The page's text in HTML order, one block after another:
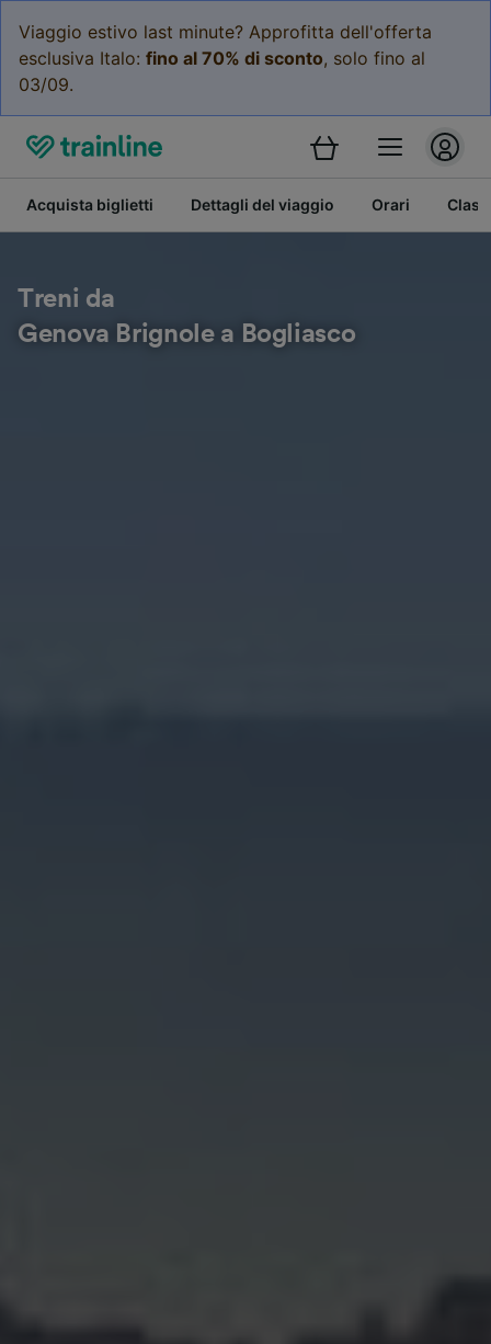
Viaggio estivo last minute? Approfitta dell'offerta
esclusiva Italo: fino al 70% di sconto, solo fino al
03/09.
Acquista biglietti Dettagli del viaggio Orari
Treni da
Genova Brignole a Bogliasco